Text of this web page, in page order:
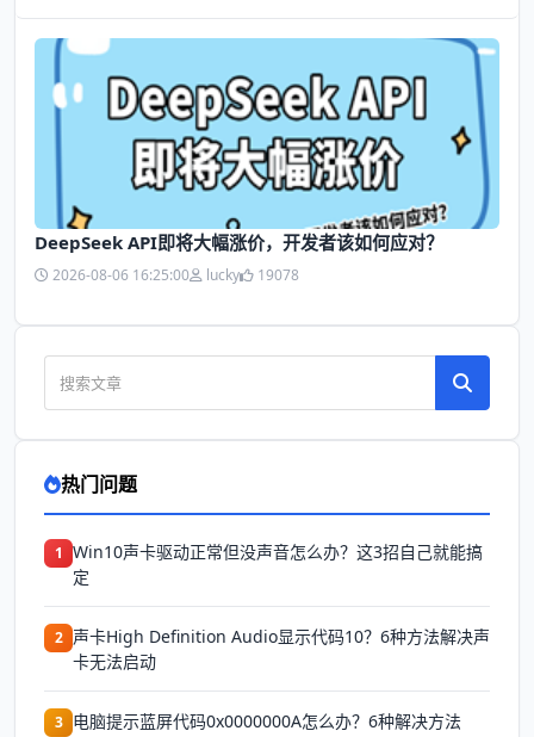
DeepSeek API即将大幅涨价，开发者该如何应对？
2026-08-06 16:25:00 lucky 19078
热门问题
1 Win10声卡驱动正常但没声音怎么办？这3招自己就能搞
定
2 声卡High Definition Audio显示代码10？6种方法解决声
卡无法启动
3 电脑提示蓝屏代码0x0000000A怎么办？6种解决方法